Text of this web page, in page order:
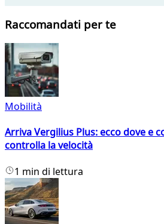
Raccomandati per te
Mobilità
Arriva Vergilius Plus: ecco dove e
controlla la velocità
1 min di lettura